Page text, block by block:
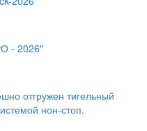
- 2026"
отгружен тигельный
нон-стоп.